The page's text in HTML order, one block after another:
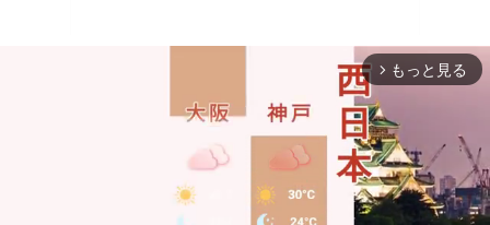
arrow_forward_ios もっと見る